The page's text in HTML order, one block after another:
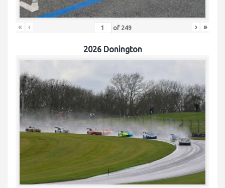
« ‹ of 249 › »
2026 Donington